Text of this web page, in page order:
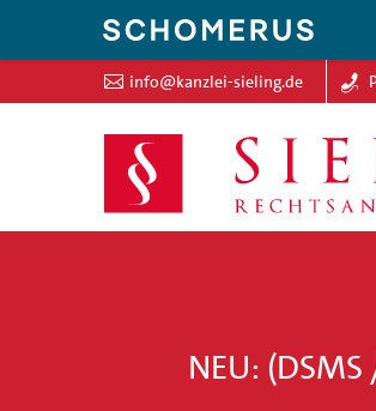
info@kanzlei-sieling.de
NEU: (DSMS